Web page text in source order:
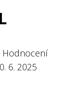
Hodnocení
6. 2025